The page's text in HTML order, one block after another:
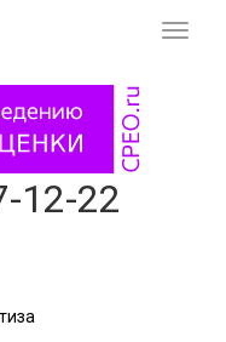
12-22